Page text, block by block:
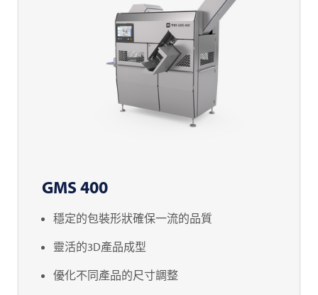
GMS 400
穩定的包裝形狀確保一流的品質
靈活的3D產品成型
優化不同產品的尺寸調整